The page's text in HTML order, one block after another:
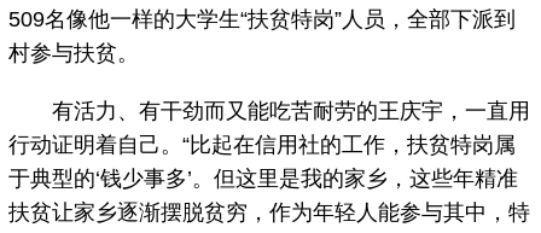
509名像他一样的大学生“扶贫特岗”人员，全部下派到
村参与扶贫。
有活力、有干劲而又能吃苦耐劳的王庆宇，一直用
行动证明着自己。“比起在信用社的工作，扶贫特岗属
于典型的‘钱少事多’。但这里是我的家乡，这些年精准
扶贫让家乡逐渐摆脱贫穷，作为年轻人能参与其中，特